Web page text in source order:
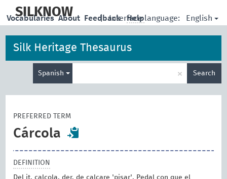
main
SILKNOW | Interface language: English
Vocabularies About Feedback Help
Silk Heritage Thesaurus
Spanish × Search
PREFERRED TERM
Cárcola
DEFINITION
Del it. calcola, der. de calcare 'pisar'. Pedal con que el